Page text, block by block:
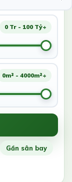
0 Tr - 100 Tỷ+
0m² - 4000m²+
Gần sân bay